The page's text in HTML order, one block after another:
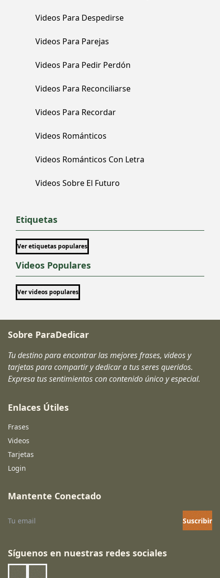
Videos Para Despedirse
Videos Para Parejas
Videos Para Pedir Perdón
Videos Para Reconciliarse
Videos Para Recordar
Videos Románticos
Videos Románticos Con Letra
Videos Sobre El Futuro
Etiquetas
Ver etiquetas populares
Videos Populares
Ver videos populares
Sobre ParaDedicar
Tu destino para encontrar las mejores frases, videos y
tarjetas para compartir y dedicar a tus seres queridos.
Expresa tus sentimientos con contenido único y especial.
Enlaces Útiles
Frases
Videos
Tarjetas
Login
Mantente Conectado
Suscribir
Síguenos en nuestras redes sociales